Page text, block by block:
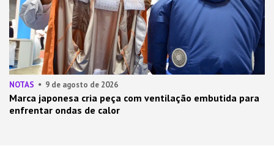
NOTAS 9 de agosto de 2026
Marca japonesa cria peça com ventilação embutida para
enfrentar ondas de calor